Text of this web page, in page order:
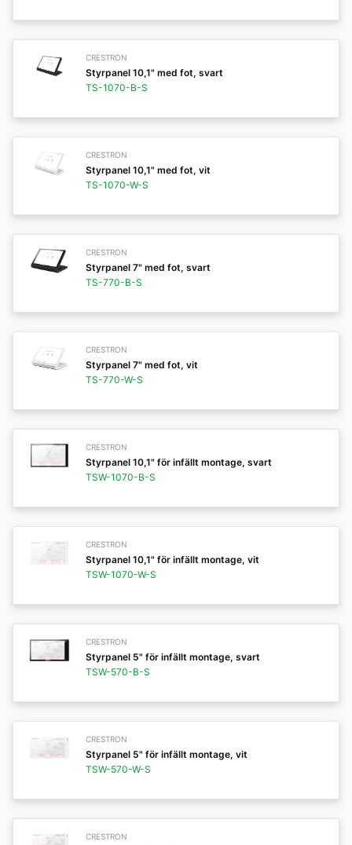
CRESTRON
Styrpanel 10,1" med fot, svart
TS-1070-B-S
CRESTRON
Styrpanel 10,1" med fot, vit
TS-1070-W-S
CRESTRON
Styrpanel 7" med fot, svart
TS-770-B-S
CRESTRON
Styrpanel 7" med fot, vit
TS-770-W-S
CRESTRON
Styrpanel 10,1" för infällt montage, svart
TSW-1070-B-S
CRESTRON
Styrpanel 10,1" för infällt montage, vit
TSW-1070-W-S
CRESTRON
Styrpanel 5" för infällt montage, svart
TSW-570-B-S
CRESTRON
Styrpanel 5" för infällt montage, vit
TSW-570-W-S
CRESTRON